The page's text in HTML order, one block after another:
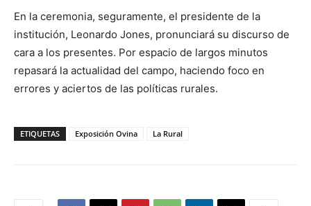
En la ceremonia, seguramente, el presidente de la
institución, Leonardo Jones, pronunciará su discurso de
cara a los presentes. Por espacio de largos minutos
repasará la actualidad del campo, haciendo foco en
errores y aciertos de las políticas rurales.
ETIQUETAS Exposición Ovina La Rural